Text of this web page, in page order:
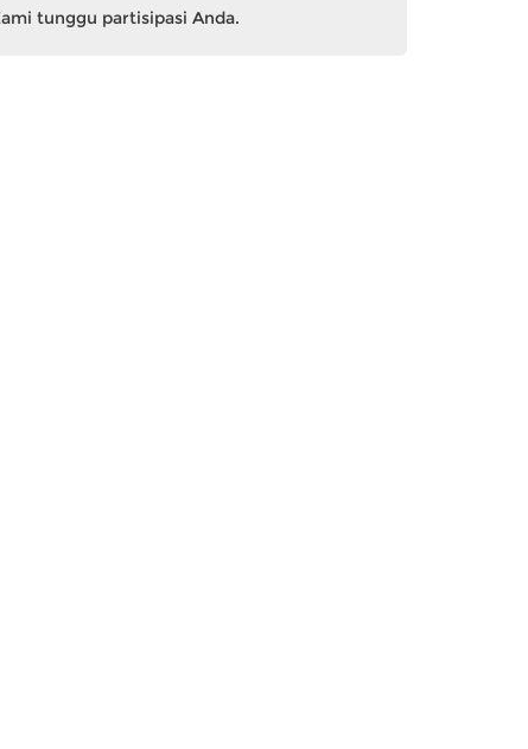
tunggu partisipasi Anda.